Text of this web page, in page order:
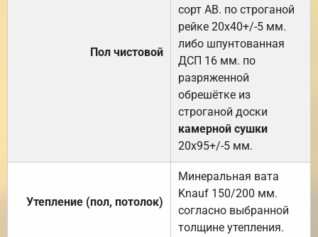
Пол чистовой
сорт АВ. по строганой
рейке 20х40+/-5 мм.
либо шпунтованная
ДСП 16 мм. по
разряженной
обрешётке из
строганой доски
камерной сушки
20х95+/-5 мм.
Утепление (пол, потолок)
Минеральная вата
Knauf 150/200 мм.
согласно выбранной
толщине утепления.